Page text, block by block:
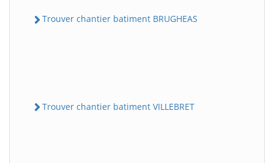
Trouver chantier batiment BRUGHEAS
Trouver chantier batiment VILLEBRET